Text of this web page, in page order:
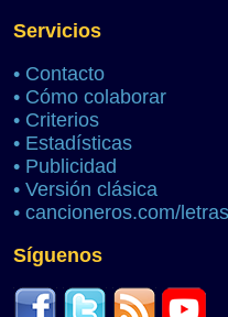
Servicios
• Contacto
• Cómo colaborar
• Criterios
• Estadísticas
• Publicidad
• Versión clásica
• cancioneros.com/letras
Síguenos